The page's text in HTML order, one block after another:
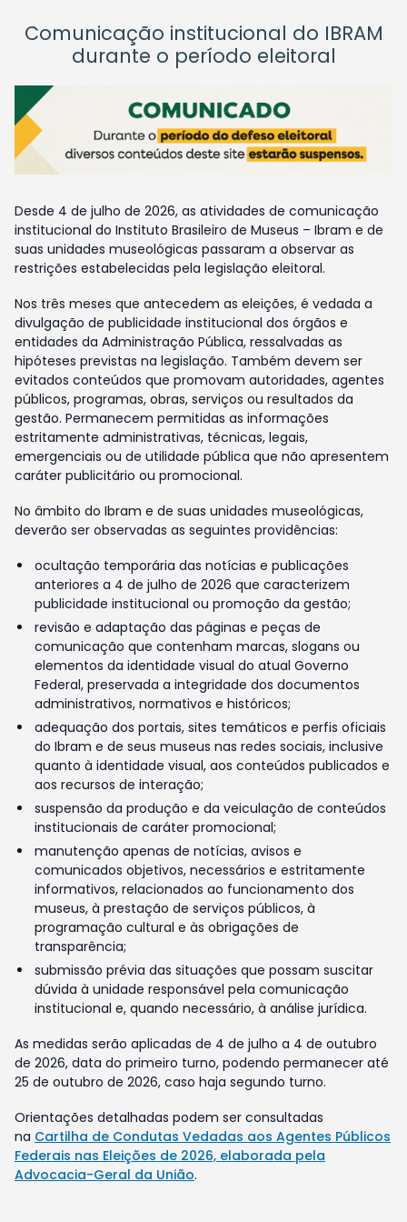
Comunicação institucional do IBRAM
durante o período eleitoral
Desde 4 de julho de 2026, as atividades de comunicação
institucional do Instituto Brasileiro de Museus – Ibram e de
suas unidades museológicas passaram a observar as
restrições estabelecidas pela legislação eleitoral.
Nos três meses que antecedem as eleições, é vedada a
divulgação de publicidade institucional dos órgãos e
entidades da Administração Pública, ressalvadas as
hipóteses previstas na legislação. Também devem ser
evitados conteúdos que promovam autoridades, agentes
públicos, programas, obras, serviços ou resultados da
gestão. Permanecem permitidas as informações
estritamente administrativas, técnicas, legais,
emergenciais ou de utilidade pública que não apresentem
caráter publicitário ou promocional.
No âmbito do Ibram e de suas unidades museológicas,
deverão ser observadas as seguintes providências:
ocultação temporária das notícias e publicações
anteriores a 4 de julho de 2026 que caracterizem
publicidade institucional ou promoção da gestão;
revisão e adaptação das páginas e peças de
comunicação que contenham marcas, slogans ou
elementos da identidade visual do atual Governo
Federal, preservada a integridade dos documentos
administrativos, normativos e históricos;
adequação dos portais, sites temáticos e perfis oficiais
do Ibram e de seus museus nas redes sociais, inclusive
quanto à identidade visual, aos conteúdos publicados e
aos recursos de interação;
suspensão da produção e da veiculação de conteúdos
institucionais de caráter promocional;
manutenção apenas de notícias, avisos e
comunicados objetivos, necessários e estritamente
informativos, relacionados ao funcionamento dos
museus, à prestação de serviços públicos, à
programação cultural e às obrigações de
transparência;
submissão prévia das situações que possam suscitar
dúvida à unidade responsável pela comunicação
institucional e, quando necessário, à análise jurídica.
As medidas serão aplicadas de 4 de julho a 4 de outubro
de 2026, data do primeiro turno, podendo permanecer até
25 de outubro de 2026, caso haja segundo turno.
Orientações detalhadas podem ser consultadas
na Cartilha de Condutas Vedadas aos Agentes Públicos
Federais nas Eleições de 2026, elaborada pela
Advocacia-Geral da União.